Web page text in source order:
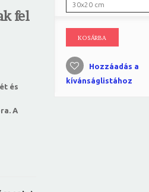
fel
és
A
30x20 cm
KOSÁRBA
Hozzáadás a
kívánságlistához